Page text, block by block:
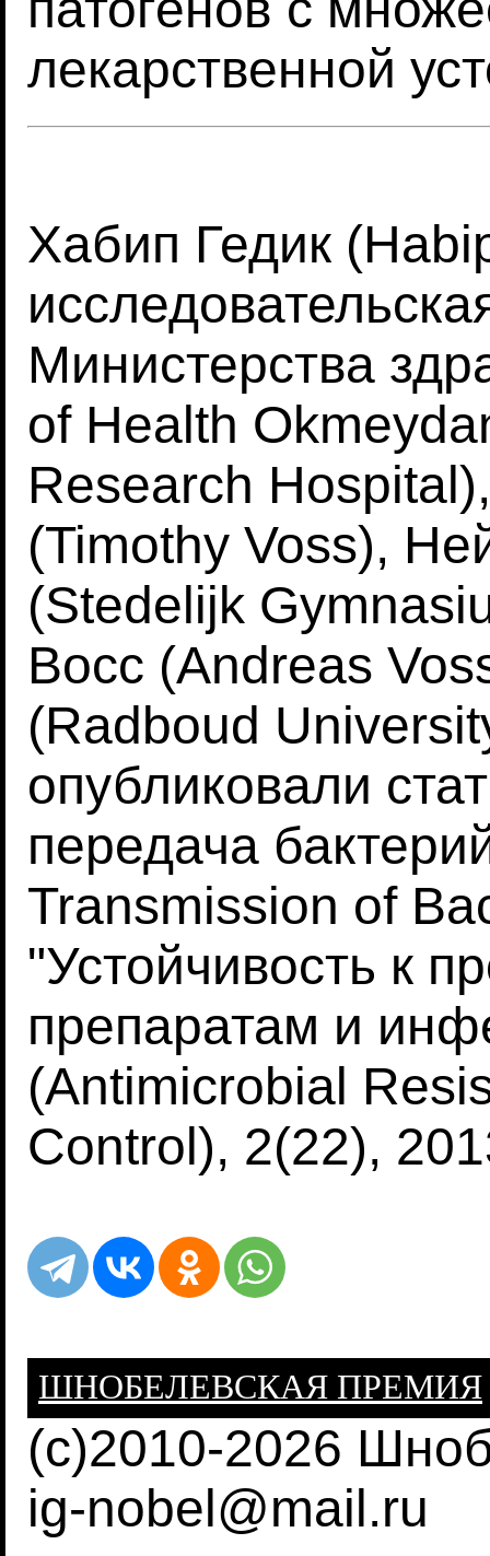
лекарственной
Хабип Гедик
Министерства
of Health
Research
(Timothy Voss),
(Stedelijk
Восс (Andreas
(Radboud
опубликовали
передача
Transmission of
"Устойчивость к
препаратам и
(Antimicrobial
Control), 2(22),
ШНОБЕЛЕВСКАЯ ПРЕМИЯ
(c)2010-2026
ig-nobel@mail.ru